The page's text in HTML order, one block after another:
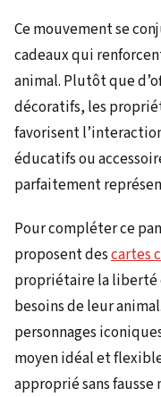
Ce mouvement se
cadeaux qui
animal. Plutôt que
décoratifs, les
favorisent
éducatifs ou
parfaitement
Pour compléter ce
proposent descartes
propriétaire la liberté
besoins de leur
personnages
moyen idéal et
approprié sans fausse